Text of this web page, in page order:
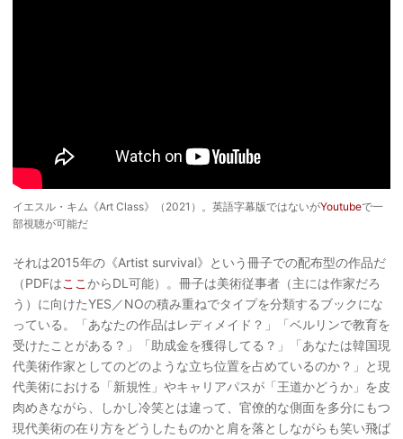
イエスル・キム《Art Class》（2021）。英語字幕版ではないがYoutubeで一
部視聴が可能だ
それは2015年の《Artist survival》という冊子での配布型の作品だ
（PDFはここ からDL可能）。冊子は美術従事者（主には作家だろ
う）に向けたYES／NOの積み重ねでタイプを分類するブックにな
っている。「あなたの作品はレディメイド？」「ベルリンで教育を
受けたことがある？」「助成金を獲得してる？」「あなたは韓国現
代美術作家としてのどのような立ち位置を占めているのか？」と現
代美術における「新規性」やキャリアパスが「王道かどうか」を皮
肉めきながら、しかし冷笑とは違って、官僚的な側面を多分にもつ
現代美術の在り方をどうしたものかと肩を落としながらも笑い飛ば